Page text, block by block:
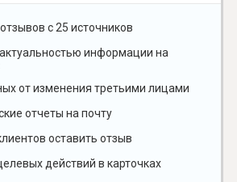
с 25 источников
информации на
от изменения третьими лицами
отчеты на почту
оставить отзыв
действий в карточках